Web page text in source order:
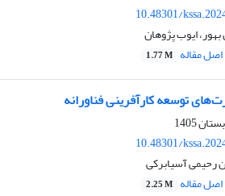
10.48301/
ایوب پژوهان
اصل مقاله 1.77 M
توسعه کارآفرینی فناورانه
10.48301/
رحیمی آسیابرکی
اصل مقاله 2.25 M